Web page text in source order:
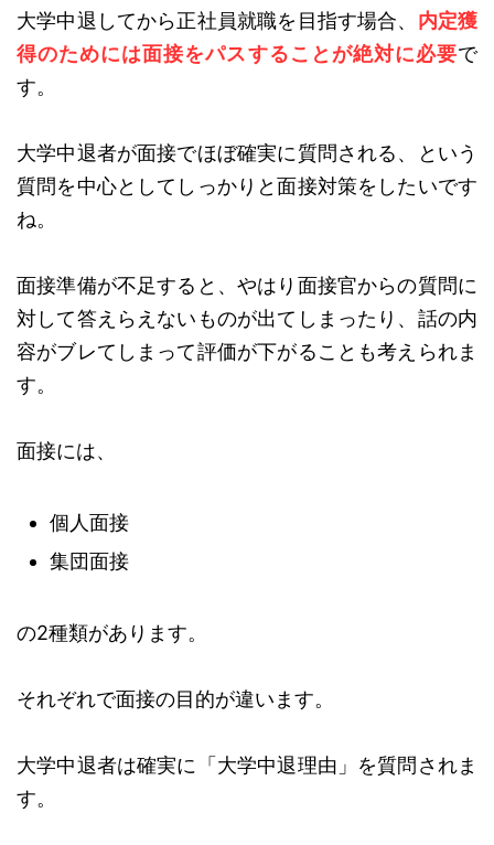
大学中退してから正社員就職を目指す場合、 内定獲
得のためには面接をパスすることが絶対に必要で
す。
大学中退者が面接でほぼ確実に質問される、という
質問を中心としてしっかりと面接対策をしたいです
ね。
面接準備が不足すると、やはり面接官からの質問に
対して答えらえないものが出てしまったり、話の内
容がブレてしまって評価が下がることも考えられま
す。
面接には、
個人面接
集団面接
の2種類があります。
それぞれで面接の目的が違います。
大学中退者は確実に「大学中退理由」を質問されま
す。